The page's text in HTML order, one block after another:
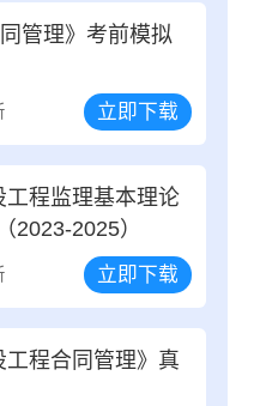
管理》考前模拟
立即下载
程监理基本理论
2023-2025）
立即下载
程合同管理》真